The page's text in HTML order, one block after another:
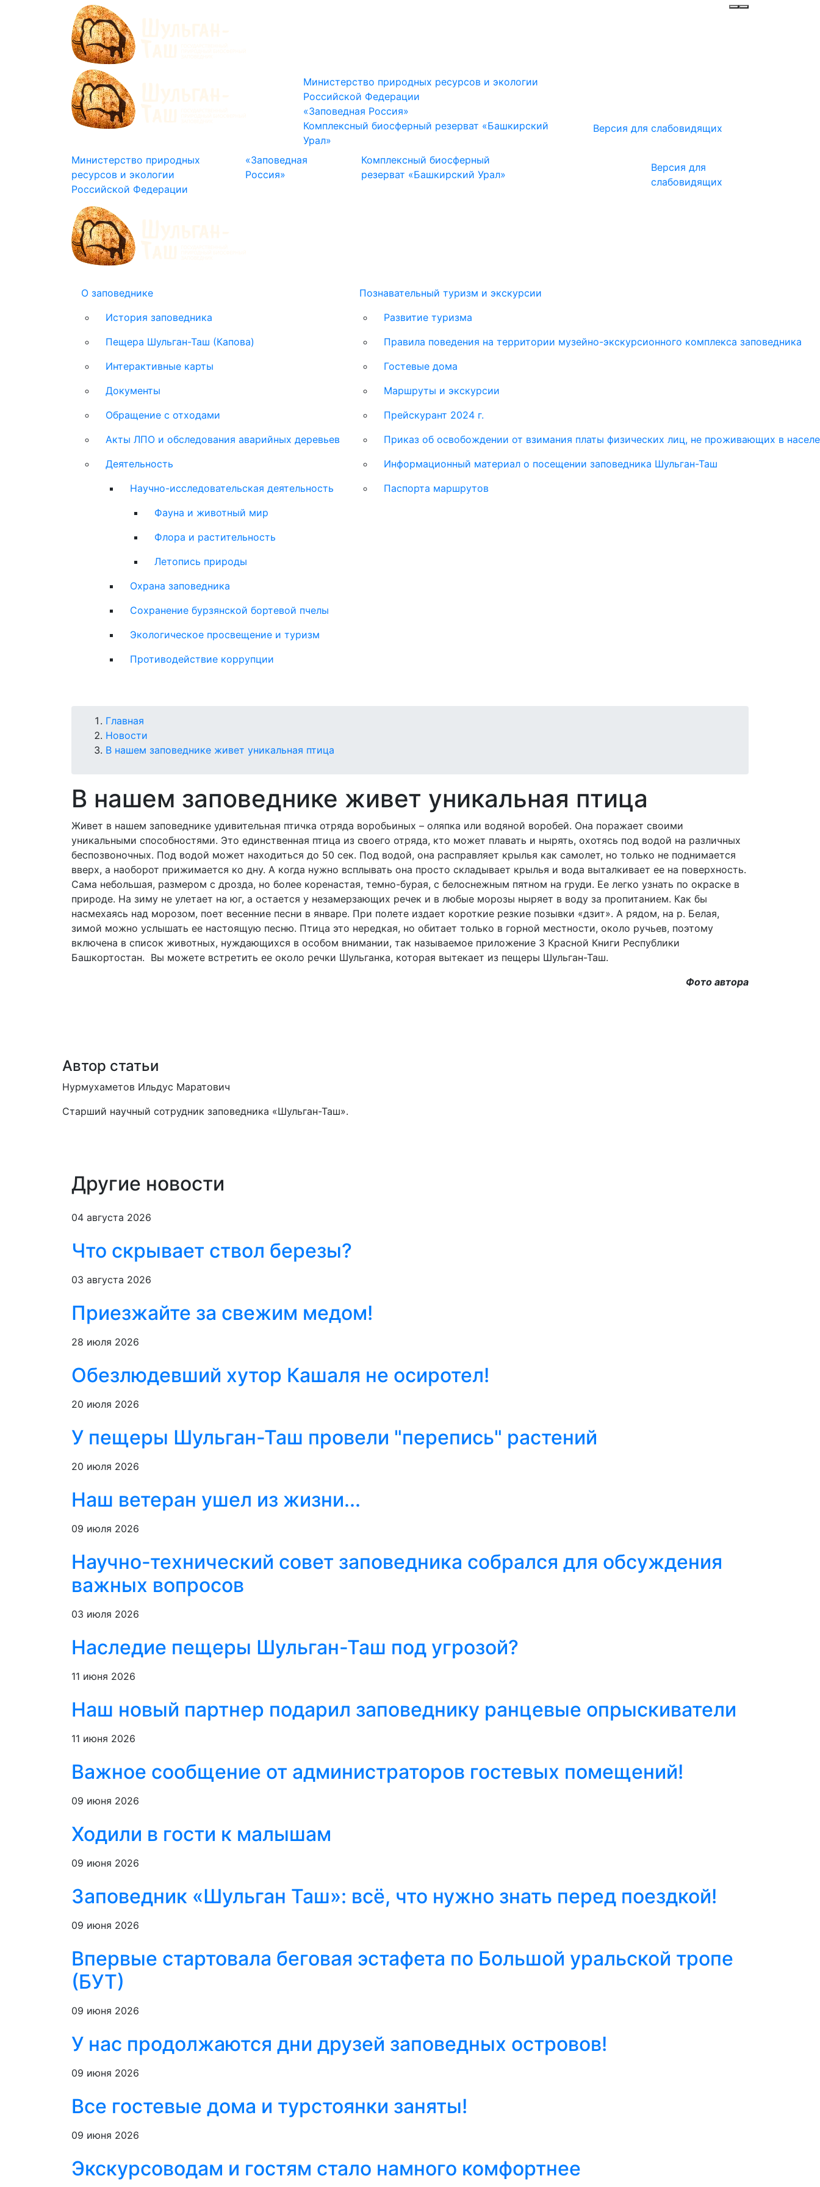
Министерство природных ресурсов и экологии
Российской Федерации
«Заповедная Россия»
Комплексный биосферный резерват «Башкирский
Урал»
Версия для слабовидящих
Министерство природных
ресурсов и экологии
Российской Федерации
«Заповедная
Россия»
Комплексный биосферный
резерват «Башкирский Урал»
Версия для
слабовидящих
Main
navigation
О заповеднике
История заповедника
Пещера Шульган-Таш (Капова)
Интерактивные карты
Документы
Обращение с отходами
Акты ЛПО и обследования аварийных деревьев
Деятельность
Научно-исследовательская деятельность
Фауна и животный мир
Флора и растительность
Летопись природы
Охрана заповедника
Сохранение бурзянской бортевой пчелы
Экологическое просвещение и туризм
Противодействие коррупции
Познавательный туризм и экскурсии
Развитие туризма
Правила поведения на территории музейно-экскурсионного комплекса заповедника
Гостевые дома
Маршруты и экскурсии
Прейскурант 2024 г.
Приказ об освобождении от взимания платы физических лиц, не проживающих в
Информационный материал о посещении заповедника Шульган-Таш
Паспорта маршрутов
Строка
навигации
Главная
Новости
В нашем заповеднике живет уникальная птица
В нашем заповеднике живет уникальная птица
Живет в нашем заповеднике удивительная птичка отряда воробьиных – оляпка или водяной воробей. Она поражает своими
уникальными способностями. Это единственная птица из своего отряда, кто может плавать и нырять, охотясь под водой на различных
беспозвоночных. Под водой может находиться до 50 сек. Под водой, она расправляет крылья как самолет, но только не поднимается
вверх, а наоборот прижимается ко дну. А когда нужно всплывать она просто складывает крылья и вода выталкивает ее на поверхность.
Сама небольшая, размером с дрозда, но более коренастая, темно-бурая, с белоснежным пятном на груди. Ее легко узнать по окраске в
природе. На зиму не улетает на юг, а остается у незамерзающих речек и в любые морозы ныряет в воду за пропитанием. Как бы
насмехаясь над морозом, поет весенние песни в январе. При полете издает короткие резкие позывки «дзит». А рядом, на р. Белая,
зимой можно услышать ее настоящую песню. Птица это нередкая, но обитает только в горной местности, около ручьев, поэтому
включена в список животных, нуждающихся в особом внимании, так называемое приложение 3 Красной Книги Республики
Башкортостан. Вы можете встретить ее около речки Шульганка, которая вытекает из пещеры Шульган-Таш.
Фото автора
Автор статьи
Нурмухаметов Ильдус Маратович
Cтарший научный сотрудник заповедника «Шульган-Таш».
Другие новости
04 августа 2026
Что скрывает ствол березы?
03 августа 2026
Приезжайте за свежим медом!
28 июля 2026
Обезлюдевший хутор Кашаля не осиротел!
20 июля 2026
У пещеры Шульган-Таш провели "перепись" растений
20 июля 2026
Наш ветеран ушел из жизни...
09 июля 2026
Научно-технический совет заповедника собрался для обсуждения
важных вопросов
03 июля 2026
Наследие пещеры Шульган-Таш под угрозой?
11 июня 2026
Наш новый партнер подарил заповеднику ранцевые опрыскиватели
11 июня 2026
Важное сообщение от администраторов гостевых помещений!
09 июня 2026
Ходили в гости к малышам
09 июня 2026
Заповедник «Шульган Таш»: всё, что нужно знать перед поездкой!
09 июня 2026
Впервые стартовала беговая эстафета по Большой уральской тропе
(БУТ)
09 июня 2026
У нас продолжаются дни друзей заповедных островов!
09 июня 2026
Все гостевые дома и турстоянки заняты!
09 июня 2026
Экскурсоводам и гостям стало намного комфортнее